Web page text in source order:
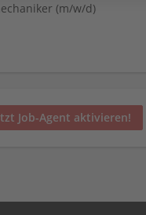
(m/w/d)
Job-Agent aktivieren!